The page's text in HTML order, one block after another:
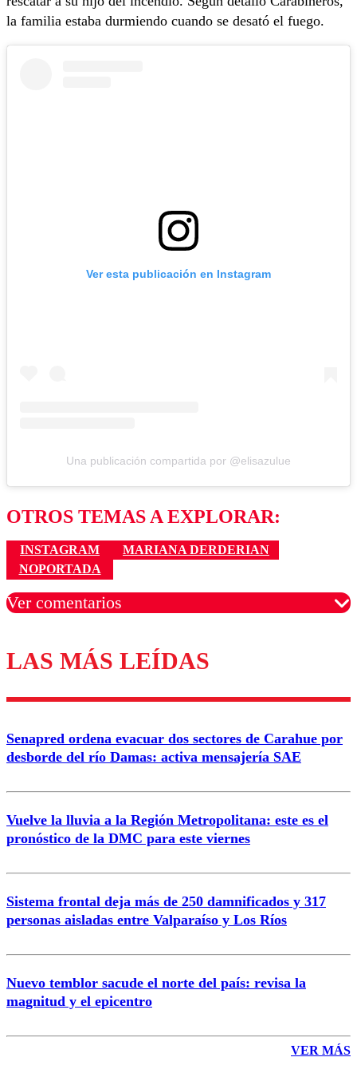
la familia estaba durmiendo cuando se desató el fuego.
Ver esta publicación en Instagram
Una publicación compartida por @elisazulue
OTROS TEMAS A EXPLORAR:
INSTAGRAM
MARIANA DERDERIAN
NOPORTADA
Ver comentarios
Los comentarios son moderados para garantizar un
diálogo respetuoso.
Nombre
Correo
Enviar comentario
LAS MÁS LEÍDAS
Senapred ordena evacuar dos sectores de Carahue por
desborde del río Damas: activa mensajería SAE
Vuelve la lluvia a la Región Metropolitana: este es el
pronóstico de la DMC para este viernes
Sistema frontal deja más de 250 damnificados y 317
personas aisladas entre Valparaíso y Los Ríos
Nuevo temblor sacude el norte del país: revisa la
magnitud y el epicentro
VER MÁS